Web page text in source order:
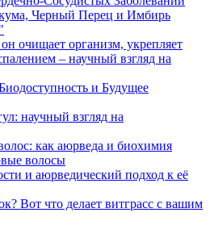
Черный Перец и Имбирь
очищает организм, укрепляет
– научный взгляд на
и Будущее
научный взгляд на
как аюрведа и биохимия
волосы
и аюрведический подход к её
Вот что делает витграсс с вашим